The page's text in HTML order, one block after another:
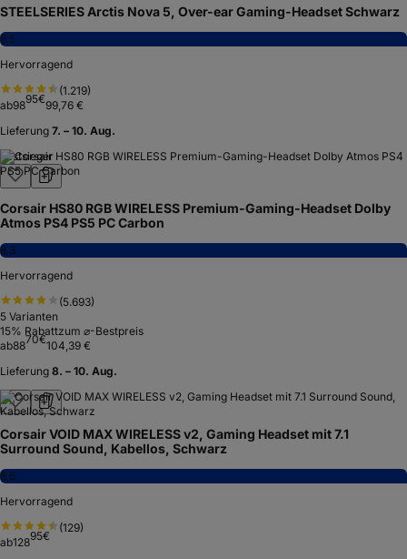
STEELSERIES Arctis Nova 5, Over-ear Gaming-Headset Schwarz
8,5
Hervorragend
(1.219)
ab9895€99,76 €
Lieferung 7. – 10. Aug.
Testsieger
Corsair HS80 RGB WIRELESS Premium-Gaming-Headset Dolby
Atmos PS4 PS5 PC Carbon
8,3
Hervorragend
(5.693)
5 Varianten
15% Rabattzum ⌀-Bestpreis
ab8870€104,39 €
Lieferung 8. – 10. Aug.
Corsair VOID MAX WIRELESS v2, Gaming Headset mit 7.1
Surround Sound, Kabellos, Schwarz
8,6
Hervorragend
(129)
ab12895€